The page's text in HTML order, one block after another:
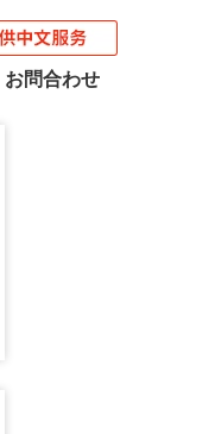
お問合わせ